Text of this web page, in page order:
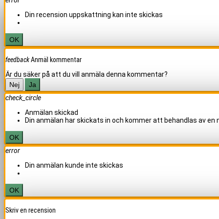
Din recension uppskattning kan inte skickas
OK
feedbackAnmäl kommentar
Är du säker på att du vill anmäla denna kommentar?
Nej
Ja
check_circle
Anmälan skickad
Din anmälan har skickats in och kommer att behandlas av en
OK
error
Din anmälan kunde inte skickas
OK
Skriv en recension